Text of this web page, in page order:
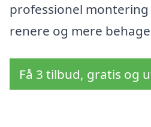
professionel
renere og mere
Få 3 tilbud, gratis og